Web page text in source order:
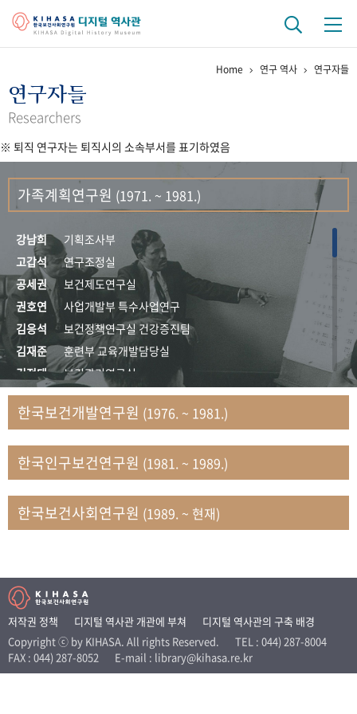
걸어온 길 기관 변천사
연구 역사
정책과 연구 키워드로 보는 연구 역사
연구자들
간행물 변천사
기록물 아카이브
사진 아카이브 문서 기록물 행정박물 영상 기록물
50+1주년 기념
성과 50선 숫자로 보는 50년
세계와 함께 한 KIHASA
VR 역사관
Home 연구 역사 연구자들
연구자들
Researchers
※ 퇴직 연구자는 퇴직시의 소속부서를 표기하였음
가족계획연구원 (1971. ~ 1981.)
강남희
기획조사부
고갑석
연구조정실
공세권
보건제도연구실
권호연
사업개발부 특수사업연구
김응석
보건정책연구실 건강증진팀
김재준
훈련부 교육개발담당실
김정태
보건관리연구실
김지자
연구부 사회개발담당실
김태룡
조사평가부 연구과
문현상
가족복지연구실 인구가족연구팀
박인화
보건정책연구실
박재빈
연구부 인구역학담당실
변종화
보건정책연구실 건강증진팀
송건용
보건정책연구실
송태민
정보통계연구실 빅데이터연구센터
신희설
사업개발부 국제협력연구실
이규식
의료보험연구실
이문기
훈련부
한국보건개발연구원 (1976. ~ 1981.)
한국인구보건연구원 (1981. ~ 1989.)
한국보건사회연구원 (1989. ~ 현재)
저작권 정책 디지털 역사관 개관에 부쳐
디지털 역사관의 구축 배경
Copyright ⓒ by KIHASA. All rights Reserved.
TEL : 044) 287-8004
FAX : 044) 287-8052
E-mail : library@kihasa.re.kr